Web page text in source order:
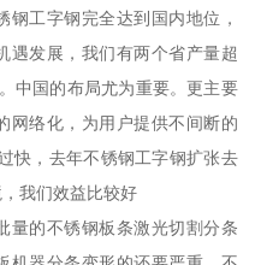
钢工字钢完全达到国内地位，
遇发展，我们有两个省产量超
中国的布局尤为重要。更主要
网络化，为用户提供不间断的
快，去年不锈钢工字钢扩张去
我们效益比较好
量的不锈钢板条激光切割分条